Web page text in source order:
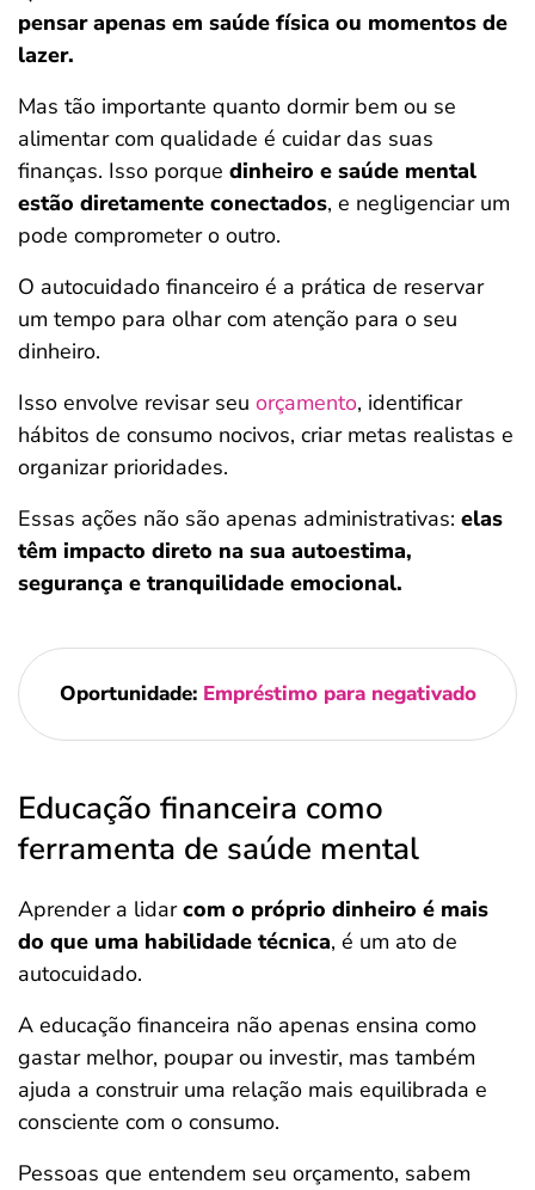
pensar apenas em saúde física ou momentos de
lazer.
Mas tão importante quanto dormir bem ou se
alimentar com qualidade é cuidar das suas
finanças. Isso porque dinheiro e saúde mental
estão diretamente conectados, e negligenciar um
pode comprometer o outro.
O autocuidado financeiro é a prática de reservar
um tempo para olhar com atenção para o seu
dinheiro.
Isso envolve revisar seu orçamento, identificar
hábitos de consumo nocivos, criar metas realistas e
organizar prioridades.
Essas ações não são apenas administrativas: elas
têm impacto direto na sua autoestima,
segurança e tranquilidade emocional.
Oportunidade: Empréstimo para negativado
Educação financeira como
ferramenta de saúde mental
Aprender a lidarcom o próprio dinheiro é mais
do que uma habilidade técnica, é um ato de
autocuidado.
A educação financeira não apenas ensina como
gastar melhor, poupar ou investir, mas também
ajuda a construir uma relação mais equilibrada e
consciente com o consumo.
Pessoas que entendem seu orçamento, sabem